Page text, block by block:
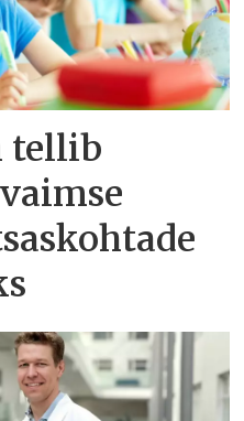
tellib